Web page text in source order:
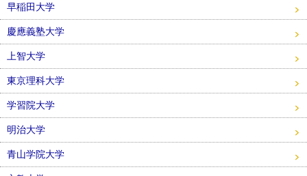
早稲田大学
慶應義塾大学
上智大学
東京理科大学
学習院大学
明治大学
青山学院大学